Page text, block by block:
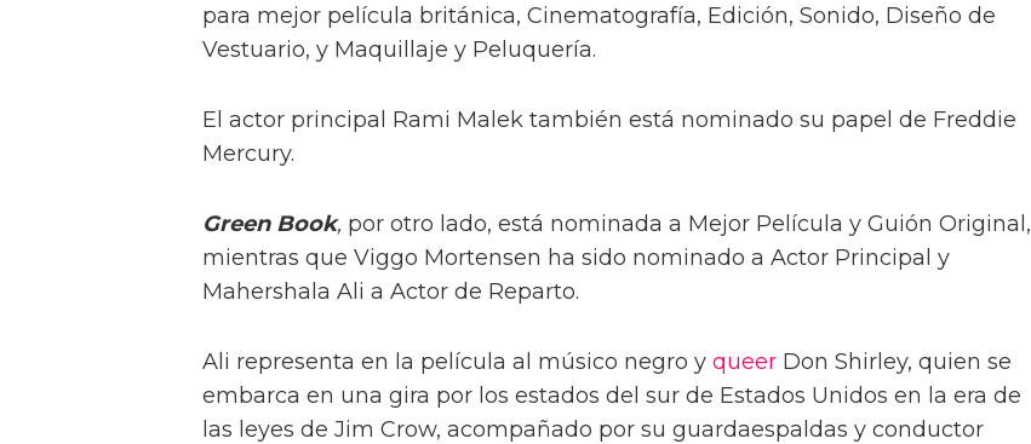
para mejor película británica, Cinematografía, Edición, Sonido, Diseño de
Vestuario, y Maquillaje y Peluquería.
El actor principal Rami Malek también está nominado su papel de Freddie
Mercury.
Green Book, por otro lado, está nominada a Mejor Película y Guión Original,
mientras que Viggo Mortensen ha sido nominado a Actor Principal y
Mahershala Ali a Actor de Reparto.
Ali representa en la película al músico negro y queer Don Shirley, quien se
embarca en una gira por los estados del sur de Estados Unidos en la era de
las leyes de Jim Crow, acompañado por su guardaespaldas y conductor